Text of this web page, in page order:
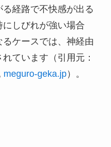
経路で不快感が出る
しびれが強い場合
ケースでは、神経由
ています（引用元：
meguro-geka.jp）。